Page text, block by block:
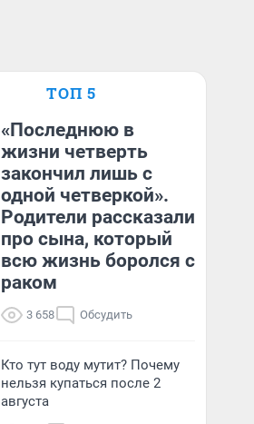
ТОП 5
«Последнюю в
жизни четверть
закончил лишь с
одной четверкой».
Родители рассказали
про сына, который
всю жизнь боролся с
раком
3 658 Обсудить
Кто тут воду мутит? Почему
нельзя купаться после 2
августа